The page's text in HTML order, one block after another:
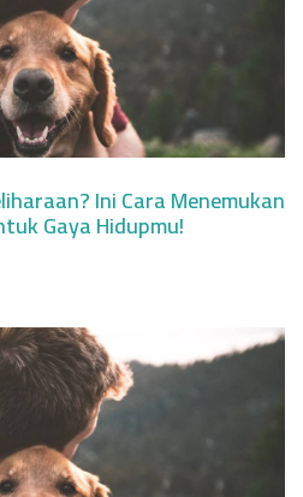
Ini Cara Menemukan
Gaya Hidupmu!